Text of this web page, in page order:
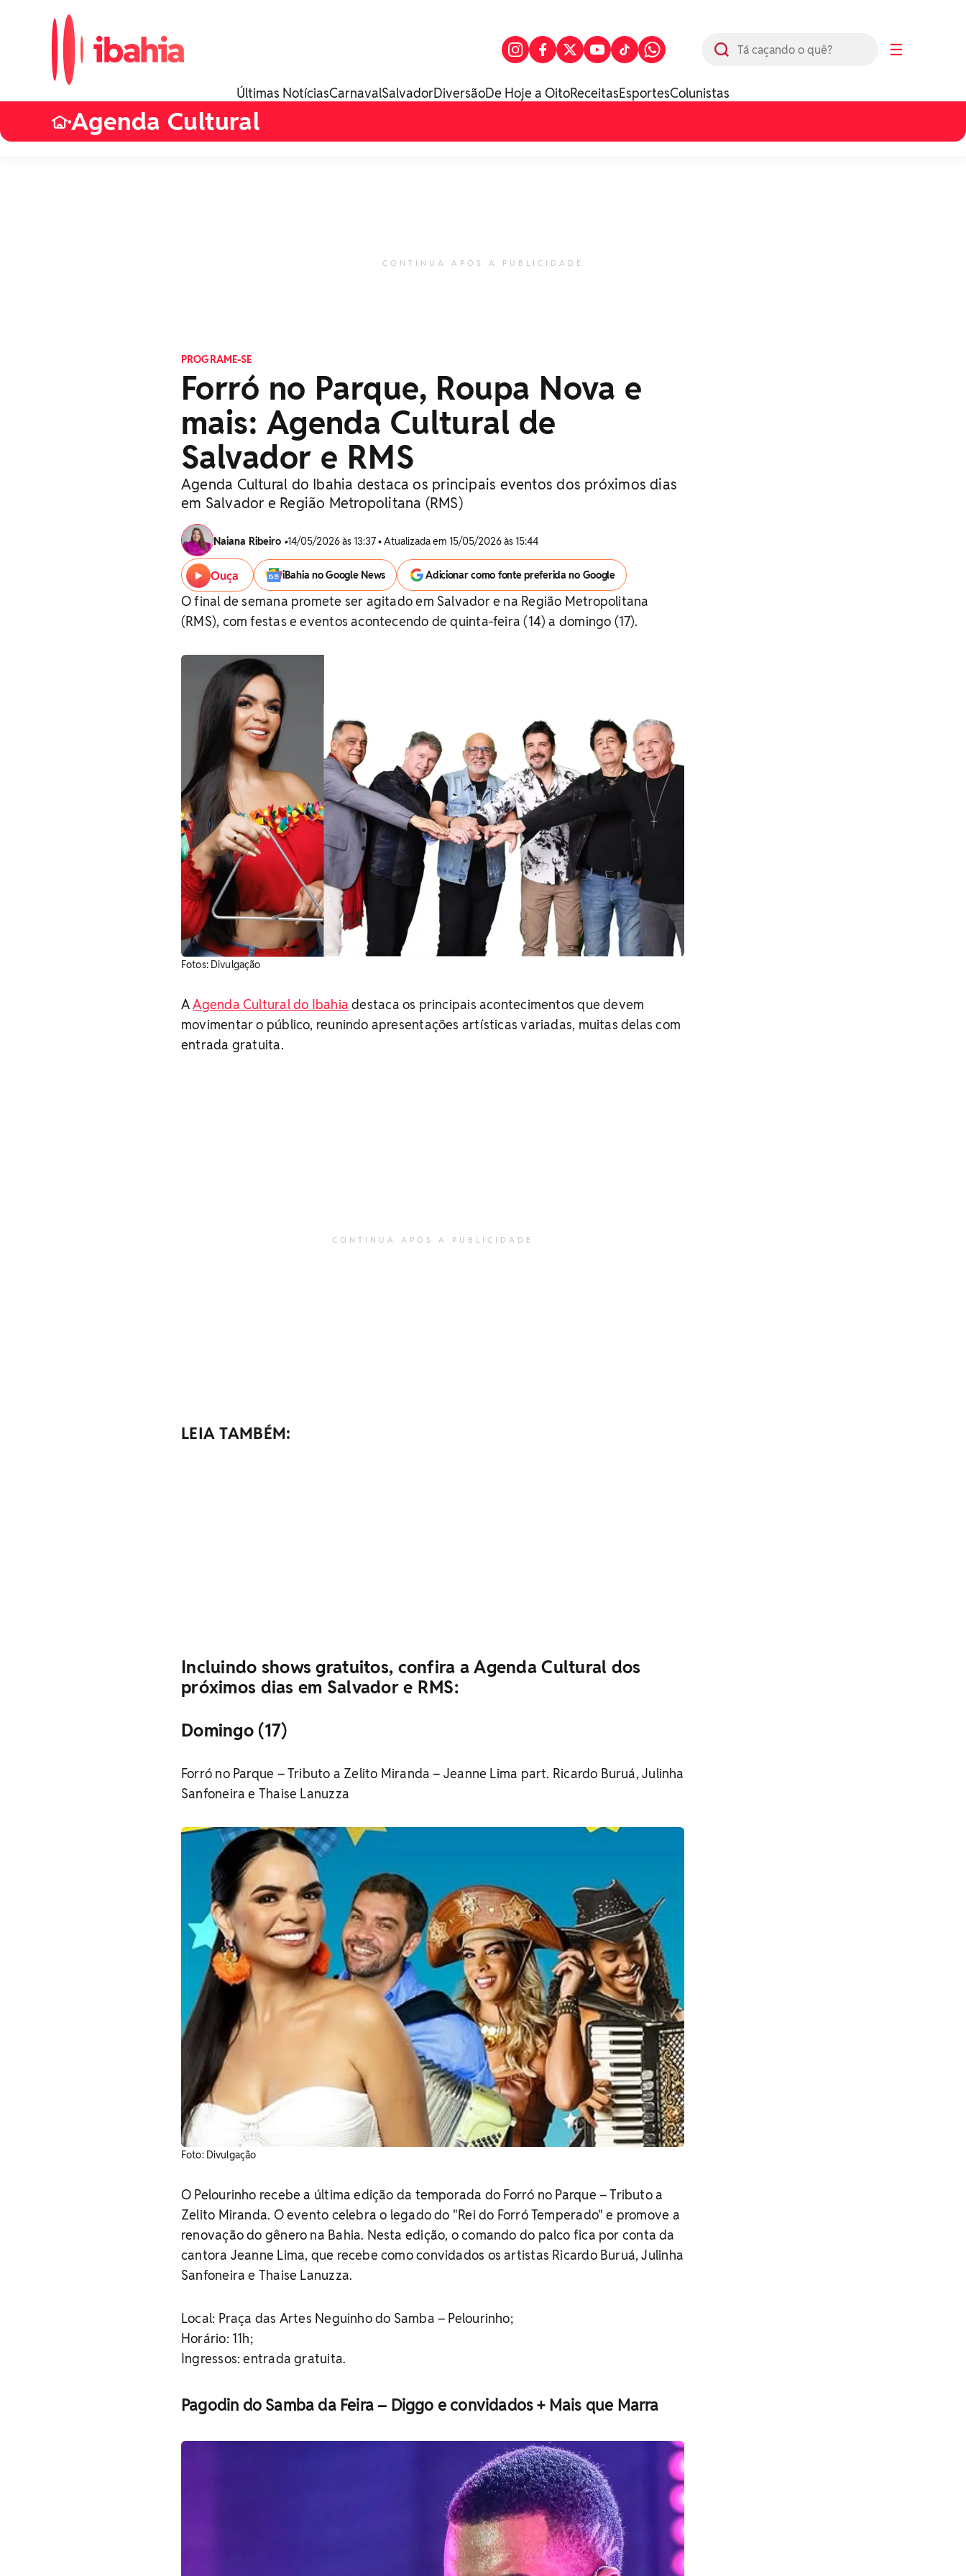
☰
Últimas NotíciasCarnavalSalvadorDiversãoDe Hoje a OitoReceitasEsportesColunistas
•Agenda Cultural
CONTINUA APÓS A PUBLICIDADE
PROGRAME-SE
Forró no Parque, Roupa Nova e
mais: Agenda Cultural de
Salvador e RMS
Agenda Cultural do Ibahia destaca os principais eventos dos próximos dias
em Salvador e Região Metropolitana (RMS)
Naiana Ribeiro •14/05/2026 às 13:37 • Atualizada em 15/05/2026 às 15:44
Ouça iBahia no Google News Adicionar como fonte preferida no Google
O final de semana promete ser agitado em Salvador e na Região Metropolitana
(RMS), com festas e eventos acontecendo de quinta-feira (14) a domingo (17).
​Fotos: Divulgação
AAgenda Cultural do Ibahia destaca os principais acontecimentos que devem
movimentar o público, reunindo apresentações artísticas variadas, muitas delas com
entrada gratuita.
CONTINUA APÓS A PUBLICIDADE
LEIA TAMBÉM:
Incluindo shows gratuitos, confira a Agenda Cultural dos
próximos dias em Salvador e RMS:
Domingo (17)
Forró no Parque – Tributo a Zelito Miranda – Jeanne Lima part. Ricardo Buruá, Julinha
Sanfoneira e Thaise Lanuzza
​Foto: Divulgação
O Pelourinho recebe a última edição da temporada do Forró no Parque – Tributo a
Zelito Miranda. O evento celebra o legado do "Rei do Forró Temperado" e promove a
renovação do gênero na Bahia. Nesta edição, o comando do palco fica por conta da
cantora Jeanne Lima, que recebe como convidados os artistas Ricardo Buruá, Julinha
Sanfoneira e Thaise Lanuzza.
Local: Praça das Artes Neguinho do Samba – Pelourinho;
Horário: 11h;
Ingressos: entrada gratuita.
Pagodin do Samba da Feira – Diggo e convidados + Mais que Marra